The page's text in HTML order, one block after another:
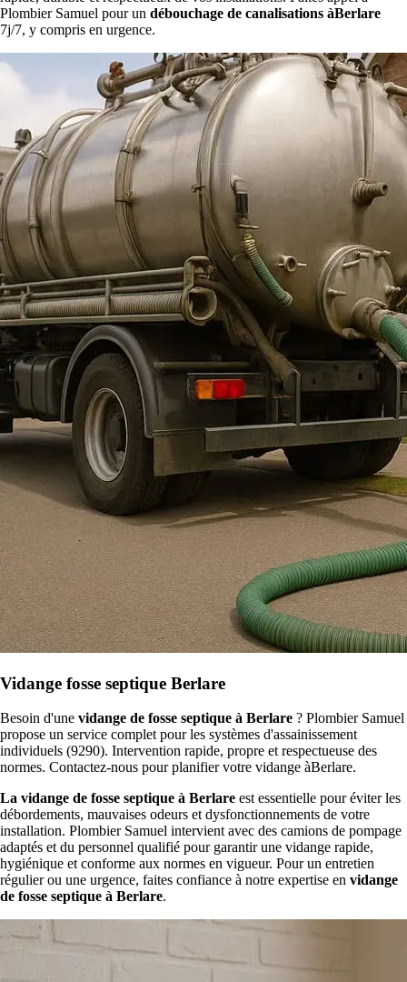
Plombier Samuel pour un débouchage de canalisations àBerlare
7j/7, y compris en urgence.
Vidange fosse septique Berlare
Besoin d'une vidange de fosse septique à Berlare ? Plombier Samuel
propose un service complet pour les systèmes d'assainissement
individuels (9290). Intervention rapide, propre et respectueuse des
normes. Contactez-nous pour planifier votre vidange àBerlare.
La vidange de fosse septique à Berlare est essentielle pour éviter les
débordements, mauvaises odeurs et dysfonctionnements de votre
installation. Plombier Samuel intervient avec des camions de pompage
adaptés et du personnel qualifié pour garantir une vidange rapide,
hygiénique et conforme aux normes en vigueur. Pour un entretien
régulier ou une urgence, faites confiance à notre expertise en vidange
de fosse septique à Berlare.